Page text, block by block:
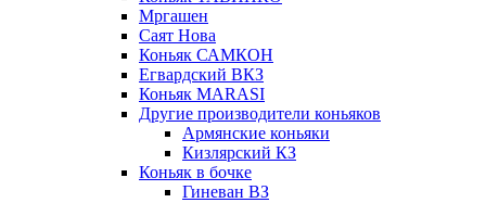
Мргашен
Саят Нова
Коньяк САМКОН
Егвардский ВКЗ
Коньяк MARASI
Другие производители коньяков
Армянские коньяки
Кизлярский КЗ
Коньяк в бочке
Гиневан ВЗ